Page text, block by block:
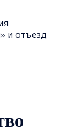
и отъезд